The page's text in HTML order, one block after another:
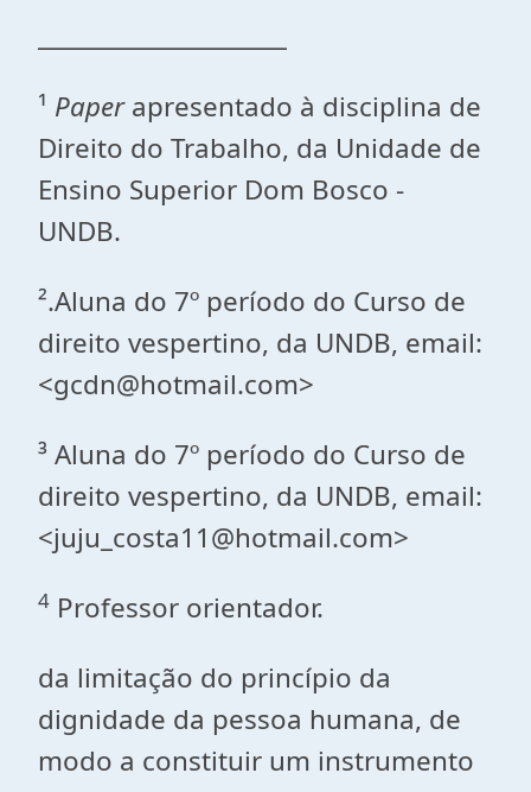
¹ Paperapresentado à disciplina de
Direito do Trabalho, da Unidade de
Ensino Superior Dom Bosco -
UNDB.
².Aluna do 7º período do Curso de
direito vespertino, da UNDB, email:
<gcdn@hotmail.com>
³ Aluna do 7º período do Curso de
direito vespertino, da UNDB, email:
<juju_costa11@hotmail.com>
4 Professor orientador.
da limitação do princípio da
dignidade da pessoa humana, de
modo a constituir um instrumento